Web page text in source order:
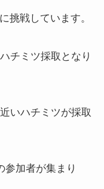
挑戦しています。
チミツ採取となり
いハチミツが採取
加者が集まり